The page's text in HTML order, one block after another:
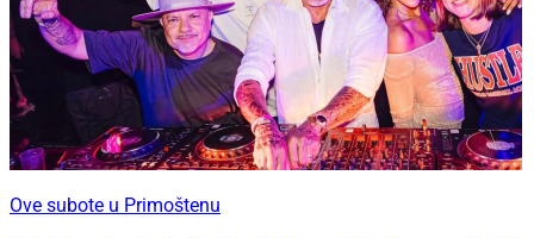
Ove subote u Primoštenu